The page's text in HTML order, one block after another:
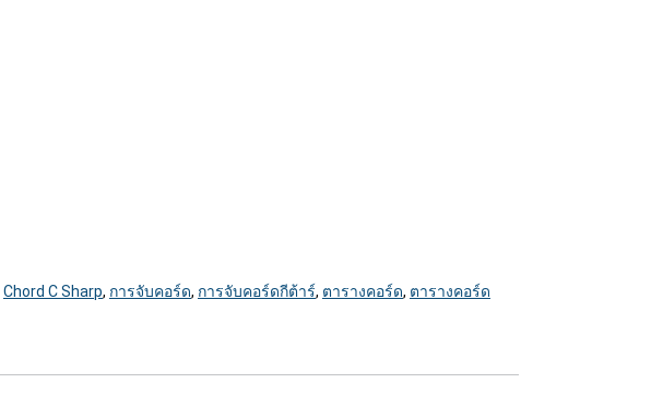
Chord C Sharp, การจับคอร์ด, การจับคอร์ดกีต้าร์, ตารางคอร์ด, ตารางคอร์ด